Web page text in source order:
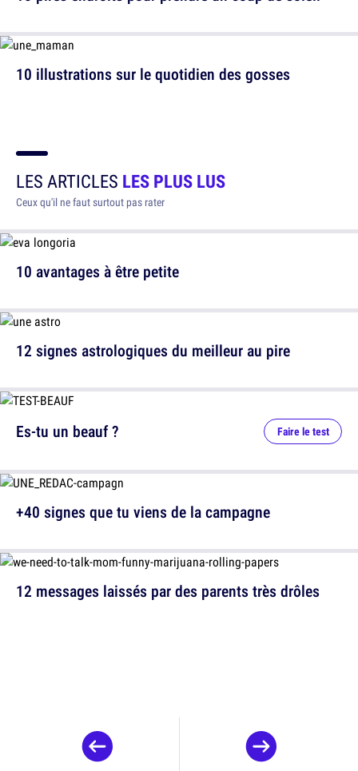
10 illustrations sur le quotidien des gosses
LES ARTICLES LES PLUS LUS
Ceux qu'il ne faut surtout pas rater
10 avantages à être petite
12 signes astrologiques du meilleur au pire
12 messages laissés par des parents très drôles
Es-tu un beauf ? Faire le test
+40 signes que tu viens de la campagne